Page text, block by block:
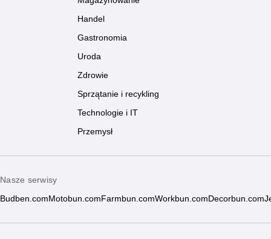
Handel
Gastronomia
Uroda
Zdrowie
Sprzątanie i recykling
Technologie i IT
Przemysł
Nasze serwisy
Budben.com Motobun.com Farmbun.comWorkbun.com Decorbun.com